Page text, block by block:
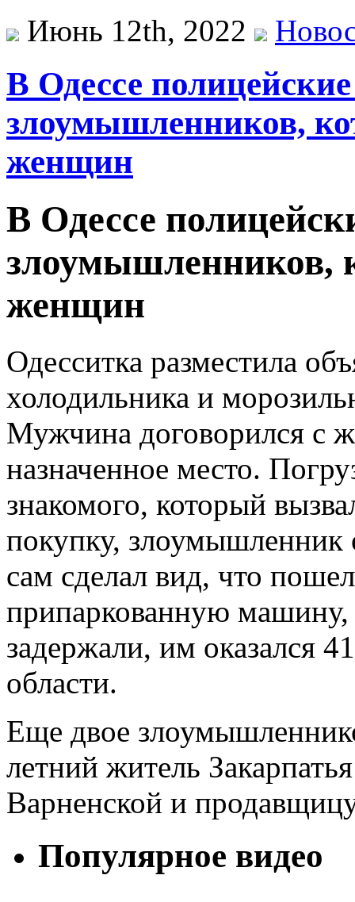
Июнь 12th, 2022
В Одессе
злоумышленников,
женщин
В Одессе
злоумышленников,
женщин
Одесситка разместила
холодильника и
Мужчина договорился с
назначенное место.
знакомого, который
покупку, злоумышленник
сам сделал вид, что
припаркованную машину,
задержали, им оказался
области.
Еще двое
летний житель
Варненской и
Популярное видео